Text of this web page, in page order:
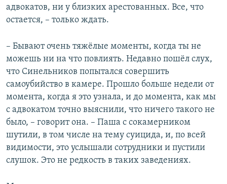
адвокатов, ни у близких арестованных. Все, что
остается, – только ждать.
– Бывают очень тяжёлые моменты, когда ты не
можешь ни на что повлиять. Недавно пошёл слух,
что Синельников попытался совершить
самоубийство в камере. Прошло больше недели от
момента, когда я это узнала, и до момента, как мы
с адвокатом точно выяснили, что ничего такого не
было, – говорит она. – Паша с сокамерником
шутили, в том числе на тему суицида, и, по всей
видимости, это услышали сотрудники и пустили
слушок. Это не редкость в таких заведениях.